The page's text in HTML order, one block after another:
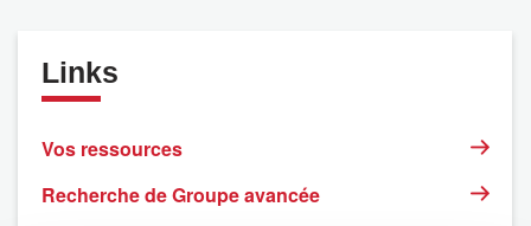
Links
Vos ressources
Recherche de Groupe avancée